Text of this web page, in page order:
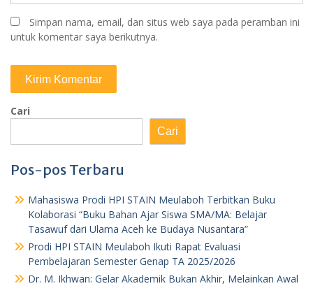
Simpan nama, email, dan situs web saya pada peramban ini
untuk komentar saya berikutnya.
Cari
Cari
Pos-pos Terbaru
Mahasiswa Prodi HPI STAIN Meulaboh Terbitkan Buku
Kolaborasi “Buku Bahan Ajar Siswa SMA/MA: Belajar
Tasawuf dari Ulama Aceh ke Budaya Nusantara”
Prodi HPI STAIN Meulaboh Ikuti Rapat Evaluasi
Pembelajaran Semester Genap TA 2025/2026
Dr. M. Ikhwan: Gelar Akademik Bukan Akhir, Melainkan Awal